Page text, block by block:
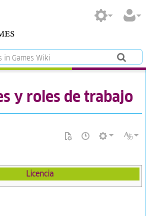
y roles de trabajo
Licencia